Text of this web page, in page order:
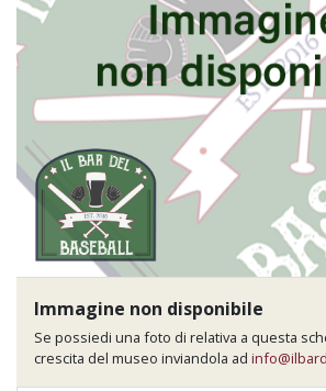
Immagine non disponibile
Se possiedi una foto di relativa a questa
crescita del museo inviandola ad